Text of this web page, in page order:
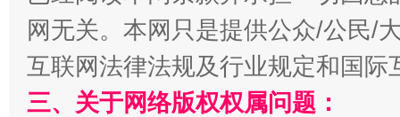
全民健身五年计划来了！等你上场
网无关。本网只是提供公众/公民/
互联网法律法规及行业规定和国
三、关于网络版权权属问题：